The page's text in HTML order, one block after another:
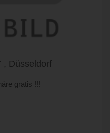
, Düsseldorf
gratis !!!